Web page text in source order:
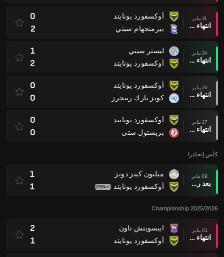
31 يناير
انتهاء وقت المباراة
أوكسفورد يونايتد
بيرمنجهام سيتي
0
2
24 يناير
انتهاء وقت المباراة
ليستر سيتي
أوكسفورد يونايتد
1
2
20 يناير
انتهاء وقت المباراة
أوكسفورد يونايتد
كويز بارك رينجرز
0
0
17 يناير
انتهاء وقت المباراة
أوكسفورد يونايتد
بريستول ستي
0
0
كأس إنجلترا
09 يناير
بعد ركلات الترجيح
ميلتون كينز دونز
أوكسفورد يونايتد
1
1
Championship 2025/2026
01 يناير
انتهاء وقت المباراة
ايبسويتش تاون
أوكسفورد يونايتد
2
1